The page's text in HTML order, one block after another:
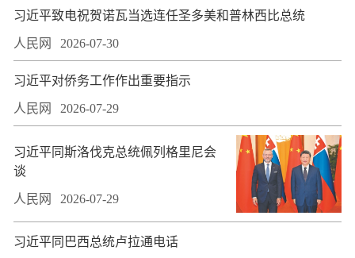
习近平致电祝贺诺瓦当选连任圣多美和普林西比总统
人民网 2026-07-30
习近平对侨务工作作出重要指示
人民网 2026-07-29
习近平同斯洛伐克总统佩列格里尼会
谈
人民网 2026-07-29
习近平同巴西总统卢拉通电话